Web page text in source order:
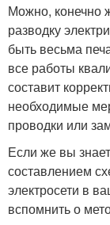
Можно, конечно
разводку
быть весьма
все работы
составит
необходимые
проводки или
Если же вы
составлением
электросети в
вспомнить о